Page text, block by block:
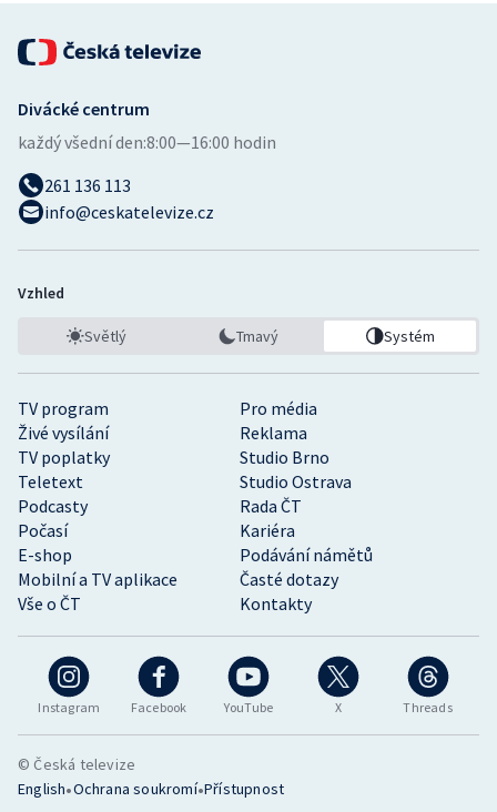
Volejbal
Ostatní
Instagram Facebook YouTube X Threads
TV program
Pro média
Živé vysílání
Reklama
TV poplatky
Studio Brno
Teletext
Studio Ostrava
Podcasty
Rada ČT
Počasí
Kariéra
E-shop
Podávání námětů
Mobilní a TV aplikace
Časté dotazy
Vše o ČT
Kontakty
Divácké centrum
každý všední den:8:00—16:00 hodin
261 136 113
info@ceskatelevize.cz
Vzhled
Světlý Tmavý Systém
© Česká televize
English•Ochrana soukromí•Přístupnost